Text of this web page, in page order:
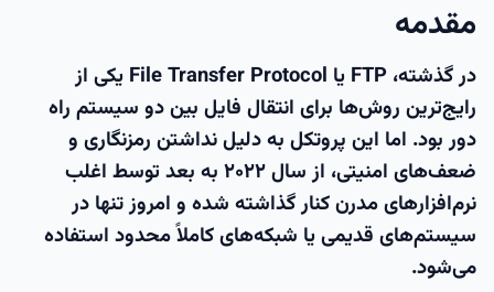
مقدمه
در گذشته، FTP یا File Transfer Protocol یکی از
رایج‌ترین روش‌ها برای انتقال فایل بین دو سیستم راه
دور بود. اما این پروتکل به دلیل نداشتن رمزنگاری و
ضعف‌های امنیتی، از سال ۲۰۲۲ به بعد توسط اغلب
نرم‌افزارهای مدرن کنار گذاشته شده و امروز تنها در
سیستم‌های قدیمی یا شبکه‌های کاملاً محدود استفاده
می‌شود.